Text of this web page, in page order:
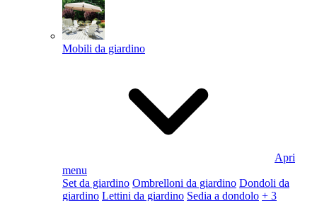
Mobili da giardino
Apri
menu
Set da giardino Ombrelloni da giardino Dondoli da
giardino Lettini da giardino Sedia a dondolo + 3